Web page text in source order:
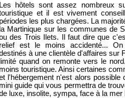
Les hôtels sont assez nombreux
et il est vivement
périodes les plus chargées. La
la Martinique sur les communes de
des Trois Ilets. Il faut dire que
relief est le moins accidenté... On
à une clientèle d'affaires sur
limité quand on remonte vers le
moins touristique. Ainsi certaines
l'hébergement n'est alors possible
mini guide qui vous permettra de
luxe, insolite, sympa, face à la mer